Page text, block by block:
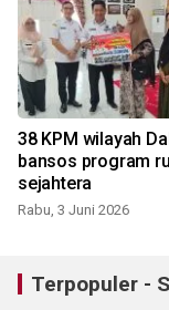
38 KPM wilayah
bansos program
sejahtera
Rabu, 3 Juni 2026
Terpopuler -